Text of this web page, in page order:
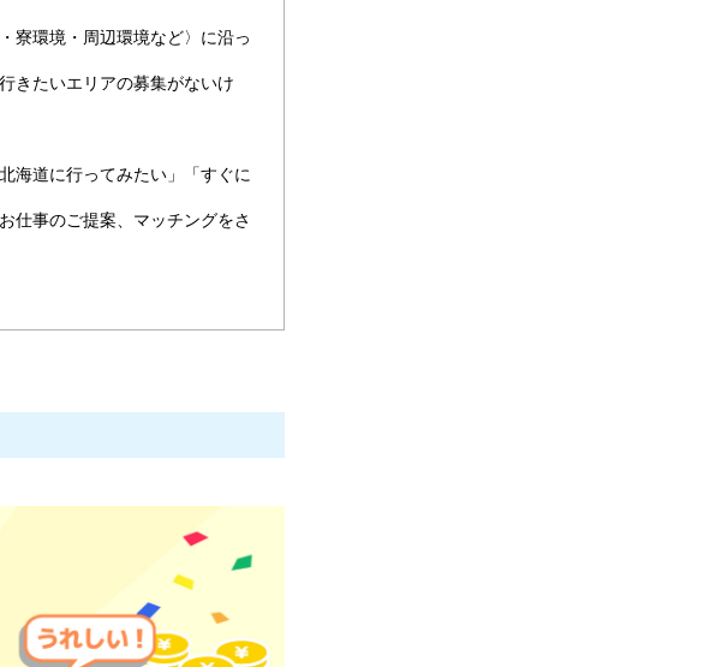
寮環境・周辺環境など〉に沿っ
きたいエリアの募集がないけ
海道に行ってみたい」「すぐに
仕事のご提案、マッチングをさ